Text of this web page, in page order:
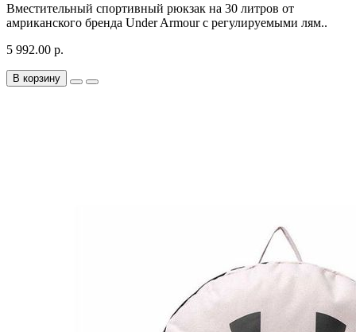
Вместительный спортивный рюкзак на 30 литров от
амриканского бренда Under Armour с регулируемыми лям..
5 992.00 р.
В корзину